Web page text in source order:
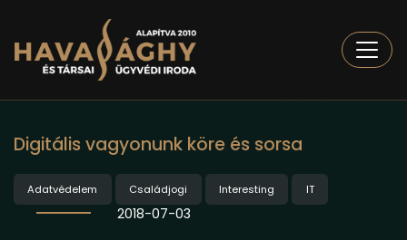
Digitális vagyonunk köre és sorsa
Adatvédelem Családjogi Interesting IT
2018-07-03